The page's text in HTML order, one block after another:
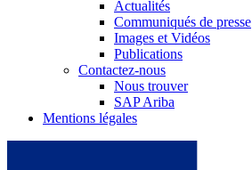
Actualités
Communiqués de presse
Images et Vidéos
Publications
Contactez-nous
Nous trouver
SAP Ariba
Mentions légales